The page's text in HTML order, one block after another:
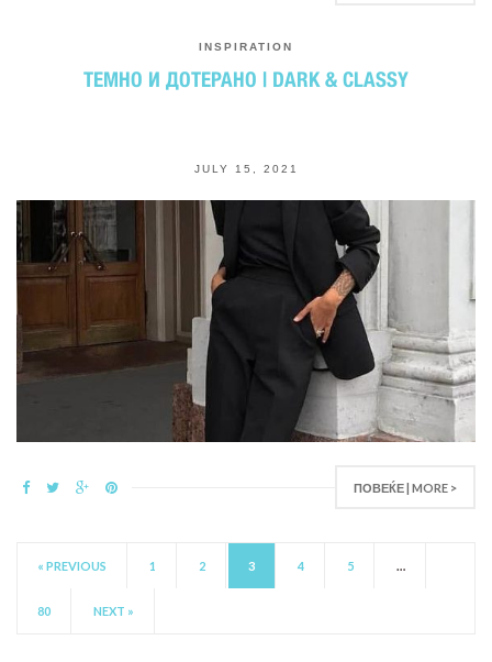
INSPIRATION
ТЕМНО И ДОТЕРАНО | DARK & CLASSY
JULY 15, 2021
ПОВЕЌЕ | MORE >
« PREVIOUS 1 2 3 4 5 …
80 NEXT »